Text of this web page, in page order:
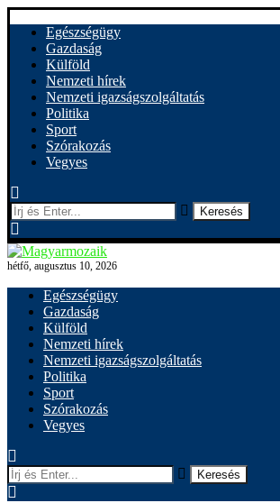
Egészségügy
Gazdaság
Külföld
Nemzeti hírek
Nemzeti igazságszolgáltatás
Politika
Sport
Szórakozás
Vegyes
Keresés
hétfő, augusztus 10, 2026
Egészségügy
Gazdaság
Külföld
Nemzeti hírek
Nemzeti igazságszolgáltatás
Politika
Sport
Szórakozás
Vegyes
Keresés